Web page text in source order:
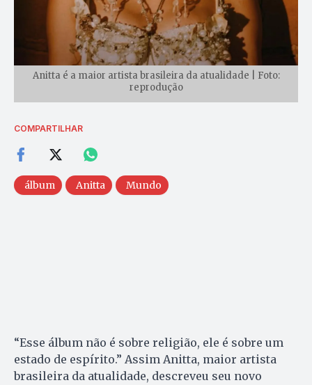
Anitta é a maior artista brasileira da atualidade | Foto:
reprodução
COMPARTILHAR
álbum Anitta Mundo
“Esse álbum não é sobre religião, ele é sobre um
estado de espírito.” Assim Anitta, maior artista
brasileira da atualidade, descreveu seu novo